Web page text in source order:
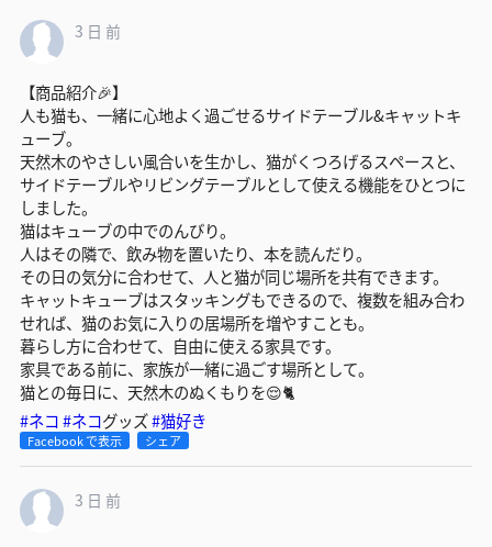
3 日 前
【商品紹介🎉】
人も猫も、一緒に心地よく過ごせるサイドテーブル&キャットキ
ューブ。
天然木のやさしい風合いを生かし、猫がくつろげるスペースと、
サイドテーブルやリビングテーブルとして使える機能をひとつに
しました。
猫はキューブの中でのんびり。
人はその隣で、飲み物を置いたり、本を読んだり。
その日の気分に合わせて、人と猫が同じ場所を共有できます。
キャットキューブはスタッキングもできるので、複数を組み合わ
せれば、猫のお気に入りの居場所を増やすことも。
暮らし方に合わせて、自由に使える家具です。
家具である前に、家族が一緒に過ごす場所として。
猫との毎日に、天然木のぬくもりを😌🐈
#ネコ#ネコグッズ#猫好き
Facebook で表示 シェア
3 日 前